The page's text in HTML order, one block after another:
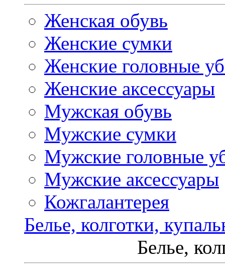
Женская обувь
Женские сумки
Женские головные
Женские аксессуары
Мужская обувь
Мужские сумки
Мужские головные
Мужские аксессуары
Кожгалантерея
Белье, колготки,
Белье,